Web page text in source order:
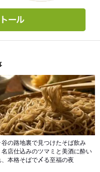
谷の路地裏で見つけたそば飲み
名店仕込みのツマミと美酒に酔い
、本格そばで〆る至福の夜